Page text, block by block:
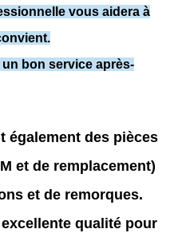
vous aidera à
bon service après-
également des pièces
et de remplacement)
et de remorques.
qualité pour